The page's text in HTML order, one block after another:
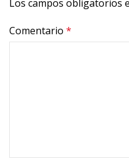
Los campos obligatorios
Comentario *